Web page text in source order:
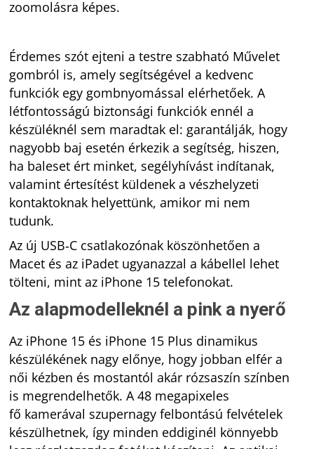
zoomolásra képes.
Érdemes szót ejteni a testre szabható Művelet
gombról is, amely segítségével a kedvenc
funkciók egy gombnyomással elérhetőek. A
létfontosságú biztonsági funkciók ennél a
készüléknél sem maradtak el: garantálják, hogy
nagyobb baj esetén érkezik a segítség, hiszen,
ha baleset ért minket, segélyhívást indítanak,
valamint értesítést küldenek a vészhelyzeti
kontaktoknak helyettünk, amikor mi nem
tudunk.
Az új USB‑C csatlakozónak köszönhetően a
Macet és az iPadet ugyanazzal a kábellel lehet
tölteni, mint az iPhone 15 telefonokat.
Az alapmodelleknél a pink a nyerő
Az iPhone 15 és iPhone 15 Plus dinamikus
készülékének nagy előnye, hogy jobban elfér a
női kézben és mostantól akár rózsaszín színben
is megrendelhetők. A 48 megapixeles
fő kamerával szupernagy felbontású felvételek
készülhetnek, így minden eddiginél könnyebb